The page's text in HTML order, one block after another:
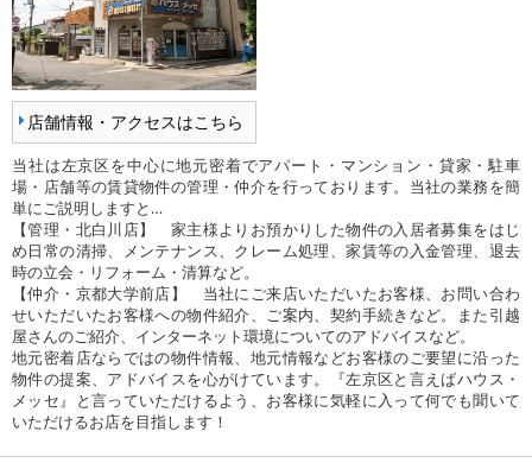
店舗情報・アクセスはこちら
当社は左京区を中心に地元密着でアパート・マンション・貸家・駐車
場・店舗等の賃貸物件の管理・仲介を行っております。当社の業務を簡
単にご説明しますと…
【管理・北白川店】 家主様よりお預かりした物件の入居者募集をはじ
め日常の清掃、メンテナンス、クレーム処理、家賃等の入金管理、退去
時の立会・リフォーム・清算など。
【仲介・京都大学前店】 当社にご来店いただいたお客様、お問い合わ
せいただいたお客様への物件紹介、ご案内、契約手続きなど。また引越
屋さんのご紹介、インターネット環境についてのアドバイスなど。
地元密着店ならではの物件情報、地元情報などお客様のご要望に沿った
物件の提案、アドバイスを心がけています。『左京区と言えばハウス・
メッセ』と言っていただけるよう、お客様に気軽に入って何でも聞いて
いただけるお店を目指します！